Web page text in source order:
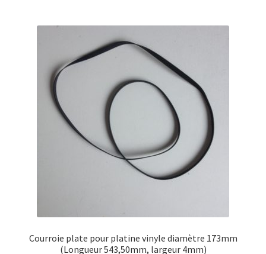
Courroie plate pour platine vinyle diamètre 173mm
(Longueur 543,50mm, largeur 4mm)